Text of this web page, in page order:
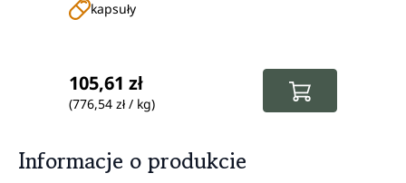
kapsuły
105,61 zł
(776,54 zł / kg)
Informacje o produkcie